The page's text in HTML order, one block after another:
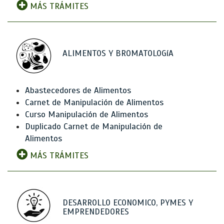
MÁS TRÁMITES
ALIMENTOS Y BROMATOLOGíA
Abastecedores de Alimentos
Carnet de Manipulación de Alimentos
Curso Manipulación de Alimentos
Duplicado Carnet de Manipulación de
Alimentos
MÁS TRÁMITES
DESARROLLO ECONOMICO, PYMES Y
EMPRENDEDORES